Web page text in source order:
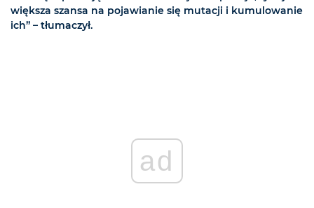
większa szansa na pojawianie się mutacji i kumulowanie
ich” – tłumaczył.
ad